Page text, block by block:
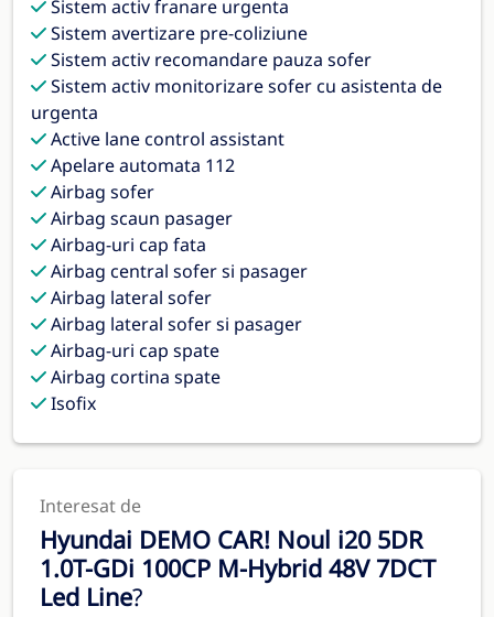
Sistem activ franare urgenta
Sistem avertizare pre-coliziune
Sistem activ recomandare pauza sofer
Sistem activ monitorizare sofer cu asistenta de
urgenta
Active lane control assistant
Apelare automata 112
Airbag sofer
Airbag scaun pasager
Airbag-uri cap fata
Airbag central sofer si pasager
Airbag lateral sofer
Airbag lateral sofer si pasager
Airbag-uri cap spate
Airbag cortina spate
Isofix
Interesat de
Hyundai DEMO CAR! Noul i20 5DR
1.0T-GDi 100CP M-Hybrid 48V 7DCT
Led Line?